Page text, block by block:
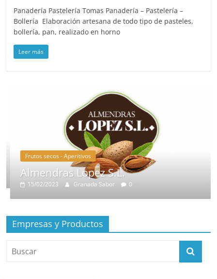
Panadería Pastelería Tomas Panadería – Pastelería –
Bollería Elaboración artesana de todo tipo de pasteles,
bollería, pan, realizado en horno
Leer más
Frutos secos - Aperitivos
Almendras Lopez S.L.
15/02/2023 Granada Sabor 0
Empresas y Productos